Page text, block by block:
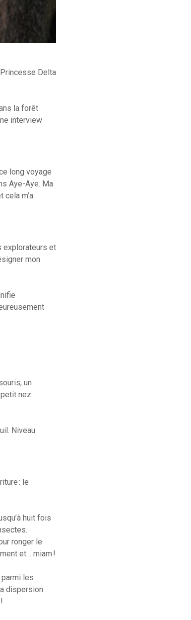
Delta
la forêt
interview
long voyage
Aye-Aye. Ma
cela m’a
explorateurs et
mon
un
nez
Niveau
: le
huit fois
ronger le
et… miam !
les
dispersion